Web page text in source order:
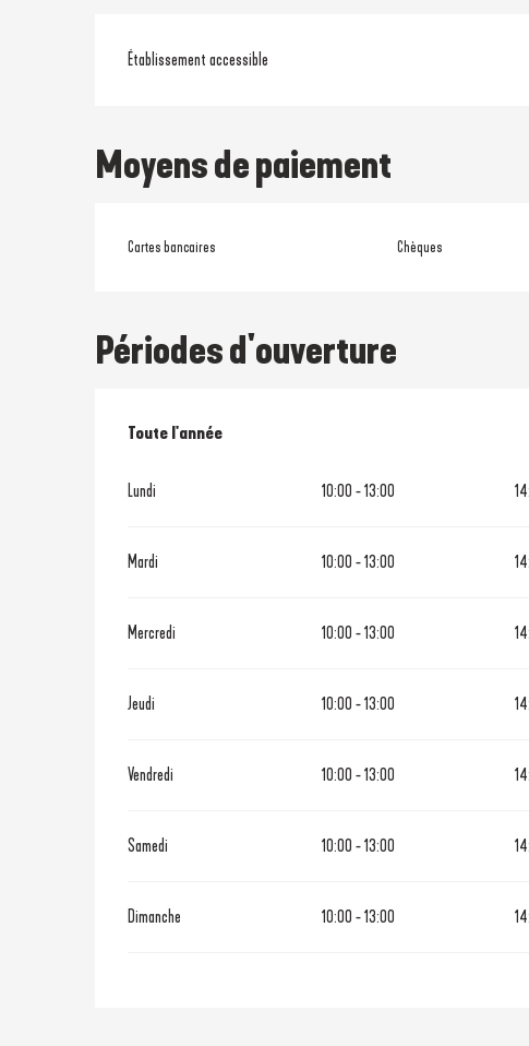
Établissement accessible
Moyens de paiement
Cartes bancaires Chèques
Périodes d'ouverture
Toute l'année
Toute l'année
Lundi 10:00 - 13:00
Mardi 10:00 - 13:00
Mercredi 10:00 - 13:00
Jeudi 10:00 - 13:00
Vendredi 10:00 - 13:00
Samedi 10:00 - 13:00
Dimanche 10:00 - 13:00